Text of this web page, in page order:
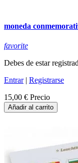
moneda
favorite
Debes de estar
Entrar| Registrarse
15,00 € Precio
Añadir al carrito